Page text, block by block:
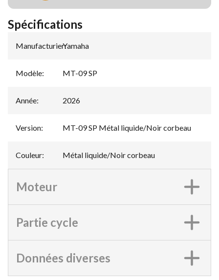
Spécifications
Manufacturier:
Yamaha
Modèle: MT-09 SP
Année: 2026
Version: MT-09 SP Métal liquide/Noir corbeau
Couleur: Métal liquide/Noir corbeau
Moteur
Partie cycle
Données diverses